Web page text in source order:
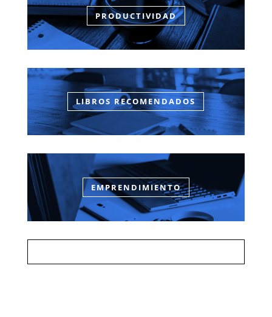
PRODUCTIVIDAD
LIBROS RECOMENDADOS
EMPRENDIMIENTO